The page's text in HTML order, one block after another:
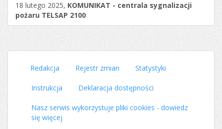
18 lutego 2025, KOMUNIKAT - centrala sygnalizacji
pożaru TELSAP 2100
Redakcja Rejestr zmian Statystyki
Instrukcja Deklaracja dostępności
Nasz serwis wykorzystuje pliki cookies - dowiedz
się więcej